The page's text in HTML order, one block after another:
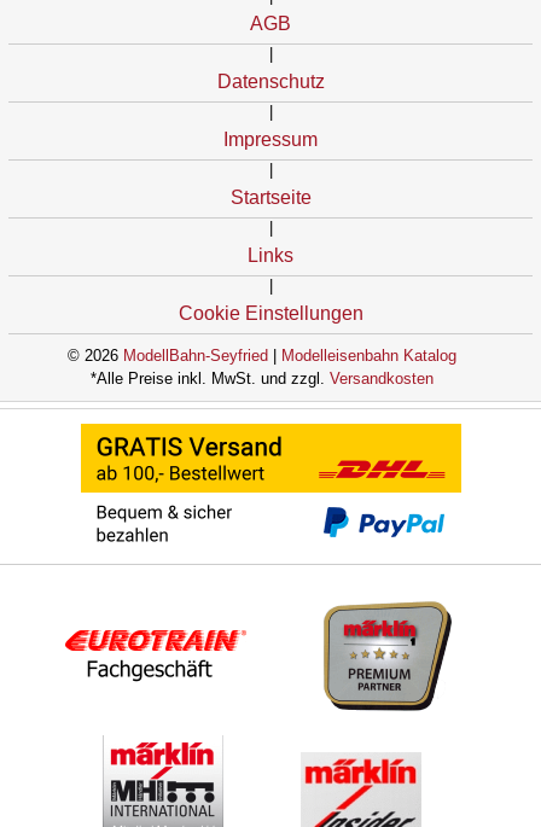
AGB
Datenschutz
Impressum
Startseite
Links
Cookie Einstellungen
© 2026 ModellBahn-Seyfried
Modelleisenbahn Katalog
*Alle Preise inkl. MwSt. und zzgl. Versandkosten